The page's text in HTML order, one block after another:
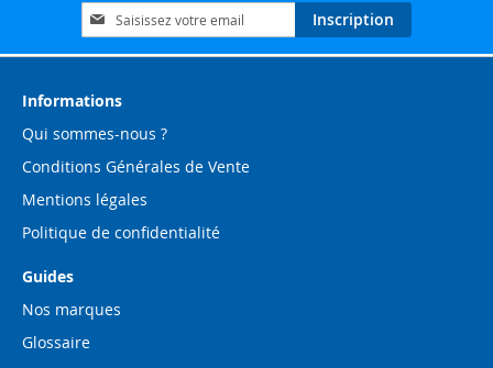
Inscription
à
notre
d’information
Inscription
Informations
Qui sommes-nous ?
Conditions Générales de Vente
Mentions légales
Politique de confidentialité
Guides
Nos marques
Glossaire